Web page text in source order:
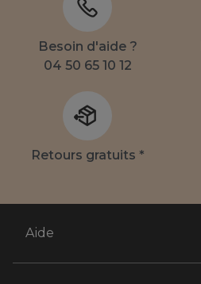
Besoin d'aide ?
04 50 65 10 12
Retours gratuits *
Aide